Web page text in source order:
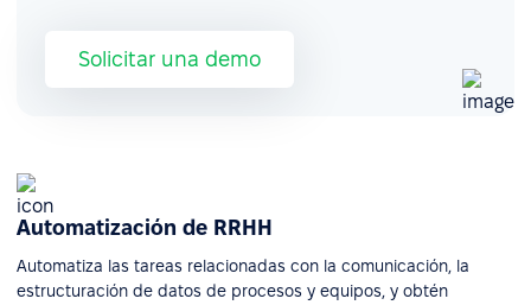
Solicitar una demo
Automatización de RRHH
Automatiza las tareas relacionadas con la comunicación, la
estructuración de datos de procesos y equipos, y obtén